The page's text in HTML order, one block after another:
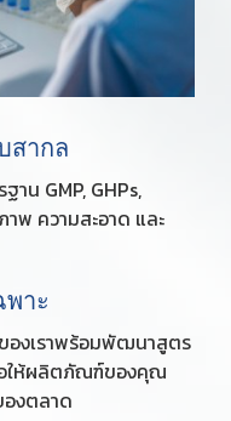
สากล
าน GMP, GHPs,
พ ความสะอาด และ
าะ
องเราพร้อมพัฒนาสูตร
ให้ผลิตภัณฑ์ของคุณ
องตลาด